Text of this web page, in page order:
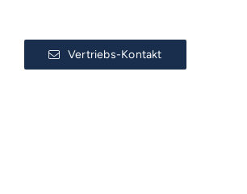
Vertriebs-Kontakt